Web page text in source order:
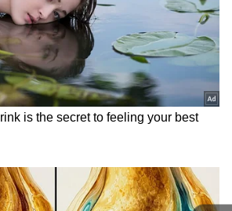
தான் சொத்து வரியை
அதிலிருந்து
தற்போது மின்